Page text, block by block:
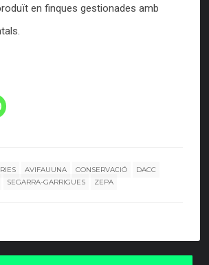
en finques gestionades amb
AVIFAUUNA CONSERVACIÓ
DACC
SEGARRA-GARRIGUES ZEPA